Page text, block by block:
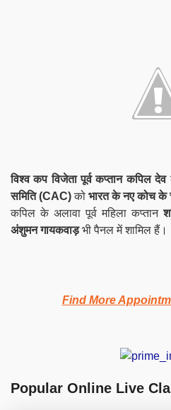
विश्व कप विजेता पूर्व कप्तान कपिल देव
समिति (CAC)को भारत के नए कोच
कपिल के अलावा पूर्व महिला कप्तान
अंशुमन गायकवाड़भी पैनल में शामिल हैं।
Find More
Popular Online Live